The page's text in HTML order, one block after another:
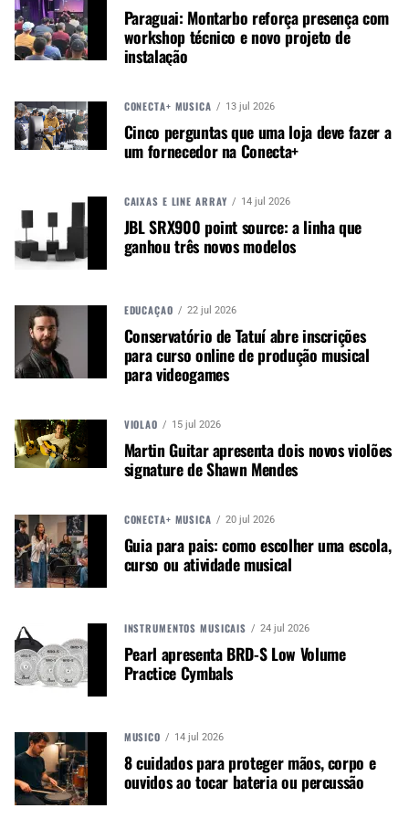
a proposta da Dophix de unir design italiano,
fabricação artesanal e filosofia sonora vintage em
um produto voltado a guitarristas que buscam
Autor:Redação M&M
Música &amp; Mercado é uma
promover e divulgar o mercado e
negócios para o music business,
indústria de áudio profissional,
fazemos.
A MÚSICA & MERCADO ESTÁ NO WHATSAPP!
Acesse o Canal de WhatsApp
TÓPICOS RELACIONADOS: ARTUR MENEZES
DOPHIX
PEDAL
PRÓXIMO
Aguilar tem o novo Tone Hammer 210 Combo
NÃO PERCA
Benson Instrumentos apresenta linha de guitarras
Paraguai: Montarbo reforça presença com
workshop técnico e novo projeto de
instalação
CONECTA+ MÚSICA 13 jul 2026
Cinco perguntas que uma loja deve fazer a
um fornecedor na Conecta+
CAIXAS E LINE ARRAY 14 jul 2026
JBL SRX900 point source: a linha que
ganhou três novos modelos
EDUCAÇÃO 22 jul 2026
Conservatório de Tatuí abre inscrições
para curso online de produção musical
para videogames
VIOLÃO 15 jul 2026
Martin Guitar apresenta dois novos violões
signature de Shawn Mendes
CONECTA+ MÚSICA 20 jul 2026
Guia para pais: como escolher uma escola,
curso ou atividade musical
INSTRUMENTOS MUSICAIS 24 jul 2026
Pearl apresenta BRD-S Low Volume
Practice Cymbals
MÚSICO 14 jul 2026
8 cuidados para proteger mãos, corpo e
ouvidos ao tocar bateria ou percussão